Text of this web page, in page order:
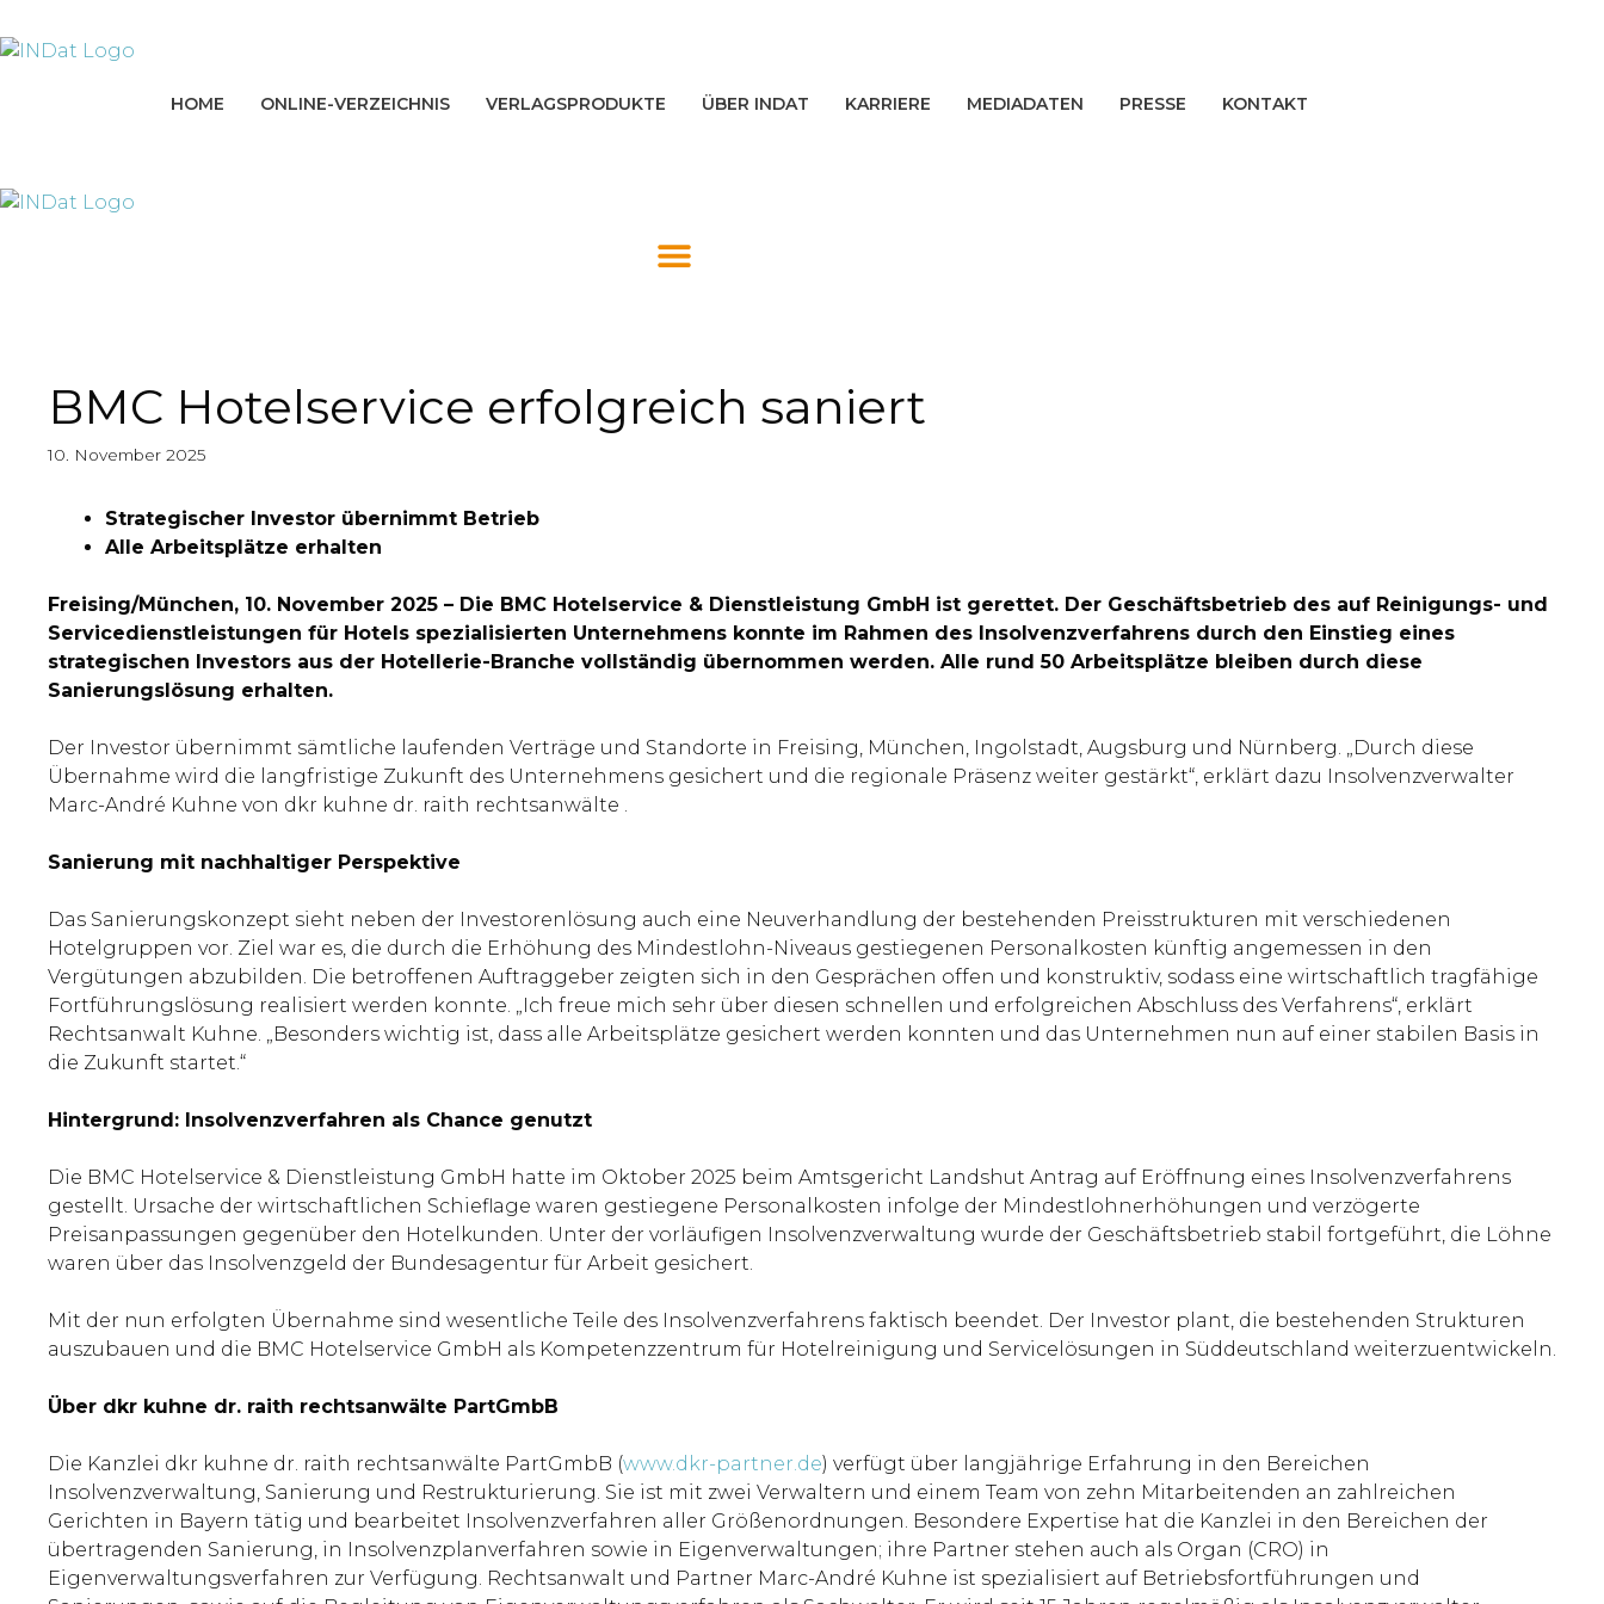
Inhalt
HOME ONLINE-VERZEICHNIS VERLAGSPRODUKTE ÜBER INDAT KARRIERE MEDIADATEN PRESSE KONTAKT
BMC Hotelservice erfolgreich saniert
10. November 2025
Strategischer Investor übernimmt Betrieb
Alle Arbeitsplätze erhalten
Freising/München, 10. November 2025 – Die BMC Hotelservice & Dienstleistung GmbH ist gerettet. Der Geschäftsbetrieb des auf Reinigungs- und
Servicedienstleistungen für Hotels spezialisierten Unternehmens konnte im Rahmen des Insolvenzverfahrens durch den Einstieg eines
strategischen Investors aus der Hotellerie-Branche vollständig übernommen werden. Alle rund 50 Arbeitsplätze bleiben durch diese
Sanierungslösung erhalten.
Der Investor übernimmt sämtliche laufenden Verträge und Standorte in Freising, München, Ingolstadt, Augsburg und Nürnberg. „Durch diese
Übernahme wird die langfristige Zukunft des Unternehmens gesichert und die regionale Präsenz weiter gestärkt“, erklärt dazu Insolvenzverwalter
Marc-André Kuhne von dkr kuhne dr. raith rechtsanwälte .
Sanierung mit nachhaltiger Perspektive
Das Sanierungskonzept sieht neben der Investorenlösung auch eine Neuverhandlung der bestehenden Preisstrukturen mit verschiedenen
Hotelgruppen vor. Ziel war es, die durch die Erhöhung des Mindestlohn-Niveaus gestiegenen Personalkosten künftig angemessen in den
Vergütungen abzubilden. Die betroffenen Auftraggeber zeigten sich in den Gesprächen offen und konstruktiv, sodass eine wirtschaftlich tragfähige
Fortführungslösung realisiert werden konnte. „Ich freue mich sehr über diesen schnellen und erfolgreichen Abschluss des Verfahrens“, erklärt
Rechtsanwalt Kuhne. „Besonders wichtig ist, dass alle Arbeitsplätze gesichert werden konnten und das Unternehmen nun auf einer stabilen Basis in
die Zukunft startet.“
Hintergrund: Insolvenzverfahren als Chance genutzt
Die BMC Hotelservice & Dienstleistung GmbH hatte im Oktober 2025 beim Amtsgericht Landshut Antrag auf Eröffnung eines Insolvenzverfahrens
gestellt. Ursache der wirtschaftlichen Schieflage waren gestiegene Personalkosten infolge der Mindestlohnerhöhungen und verzögerte
Preisanpassungen gegenüber den Hotelkunden. Unter der vorläufigen Insolvenzverwaltung wurde der Geschäftsbetrieb stabil fortgeführt, die Löhne
waren über das Insolvenzgeld der Bundesagentur für Arbeit gesichert.
Mit der nun erfolgten Übernahme sind wesentliche Teile des Insolvenzverfahrens faktisch beendet. Der Investor plant, die bestehenden Strukturen
auszubauen und die BMC Hotelservice GmbH als Kompetenzzentrum für Hotelreinigung und Servicelösungen in Süddeutschland weiterzuentwickeln.
Über dkr kuhne dr. raith rechtsanwälte PartGmbB
Die Kanzlei dkr kuhne dr. raith rechtsanwälte PartGmbB (www.dkr-partner.de) verfügt über langjährige Erfahrung in den Bereichen
Insolvenzverwaltung, Sanierung und Restrukturierung. Sie ist mit zwei Verwaltern und einem Team von zehn Mitarbeitenden an zahlreichen
Gerichten in Bayern tätig und bearbeitet Insolvenzverfahren aller Größenordnungen. Besondere Expertise hat die Kanzlei in den Bereichen der
übertragenden Sanierung, in Insolvenzplanverfahren sowie in Eigenverwaltungen; ihre Partner stehen auch als Organ (CRO) in
Eigenverwaltungsverfahren zur Verfügung. Rechtsanwalt und Partner Marc-André Kuhne ist spezialisiert auf Betriebsfortführungen und